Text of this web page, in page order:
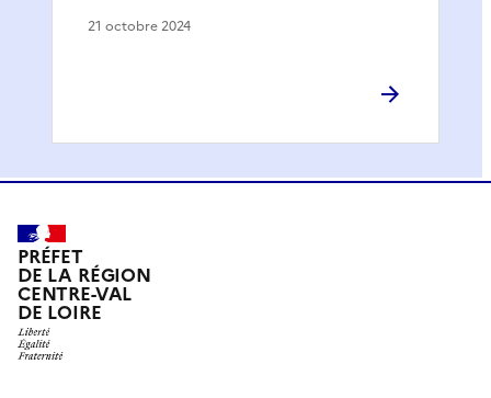
21 octobre 2024
PRÉFET
DE LA RÉGION
CENTRE-VAL
DE LOIRE